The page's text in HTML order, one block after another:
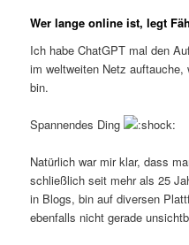
Wer lange online ist, legt
Ich habe ChatGPT mal den
im weltweiten Netz auftauche,
bin.
Spannendes Ding
Natürlich war mir klar, dass
schließlich seit mehr als 25
in Blogs, bin auf diversen
ebenfalls nicht gerade